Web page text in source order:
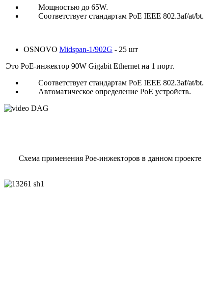
Мощностью до 65W.
Соответствует стандартам PoE IEEE 802.3af/at/bt.
OSNOVO Midspan-1/902G - 25 шт
Это PoE-инжектор 90W Gigabit Ethernet на 1 порт.
Соответствует стандартам PoE IEEE 802.3af/at/bt.
Автоматическое определение PoE устройств.
Схема применения Poe-инжекторов в данном проекте